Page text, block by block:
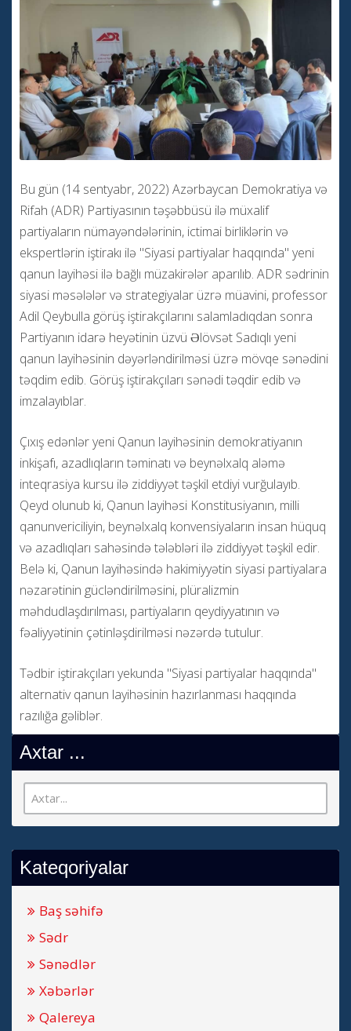
Bu gün (14 sentyabr, 2022) Azərbaycan Demokratiya və
Rifah (ADR) Partiyasının təşəbbüsü ilə müxalif
partiyaların nümayəndələrinin, ictimai birliklərin və
ekspertlərin iştirakı ilə "Siyasi partiyalar haqqında" yeni
qanun layihəsi ilə bağlı müzakirələr aparılıb. ADR sədrinin
siyasi məsələlər və strategiyalar üzrə müavini, professor
Adil Qeybulla görüş iştirakçılarını salamladıqdan sonra
Partiyanın idarə heyətinin üzvü Əlövsət Sadıqlı yeni
qanun layihəsinin dəyərləndirilməsi üzrə mövqe sənədini
təqdim edib. Görüş iştirakçıları sənədi təqdir edib və
imzalayıblar.
Çıxış edənlər yeni Qanun layihəsinin demokratiyanın
inkişafı, azadlıqların təminatı və beynəlxalq aləmə
inteqrasiya kursu ilə ziddiyyət təşkil etdiyi vurğulayıb.
Qeyd olunub ki, Qanun layihəsi Konstitusiyanın, milli
qanunvericiliyin, beynəlxalq konvensiyaların insan hüquq
və azadlıqları sahəsində tələbləri ilə ziddiyyət təşkil edir.
Belə ki, Qanun layihəsində hakimiyyətin siyasi partiyalara
nəzarətinin gücləndirilməsini, plüralizmin
məhdudlaşdırılması, partiyaların qeydiyyatının və
fəaliyyətinin çətinləşdirilməsi nəzərdə tutulur.
Tədbir iştirakçıları yekunda "Siyasi partiyalar haqqında"
alternativ qanun layihəsinin hazırlanması haqqında
razılığa gəliblər.
Axtar ...
Kateqoriyalar
Baş səhifə
Sədr
Sənədlər
Xəbərlər
Qalereya